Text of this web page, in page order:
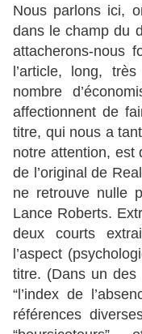
Nous parlons ici,
dans le champ du
attacherons-nous
l’article, long,
nombre
affectionnent de
titre, qui nous a
notre attention, est
de l’original de
ne retrouve nulle
Lance Roberts.
deux courts
l’aspect
titre. (Dans un
“l’index de
références